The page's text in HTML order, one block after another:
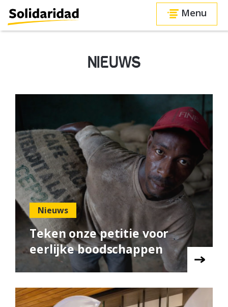
Menu
NIEUWS
Nieuws
Teken onze petitie voor
eerlijke boodschappen